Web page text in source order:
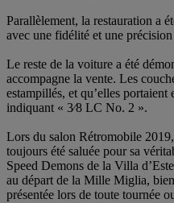
Parallèlement, la restauration a
avec une fidélité et une
Le reste de la voiture a été
accompagne la vente. Les
estampillés, et qu’elles
indiquant « 3⁄8 LC No. 2 ».
Lors du salon Rétromobile
toujours été saluée pour sa
Speed Demons de la Villa
au départ de la Mille Miglia,
présentée lors de toute tournée